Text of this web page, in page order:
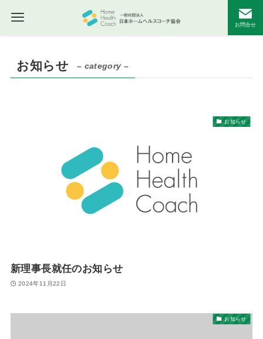
お問合せ
お知らせ – category –
お知らせ
新理事長就任のお知らせ
2024年11月22日
お知らせ